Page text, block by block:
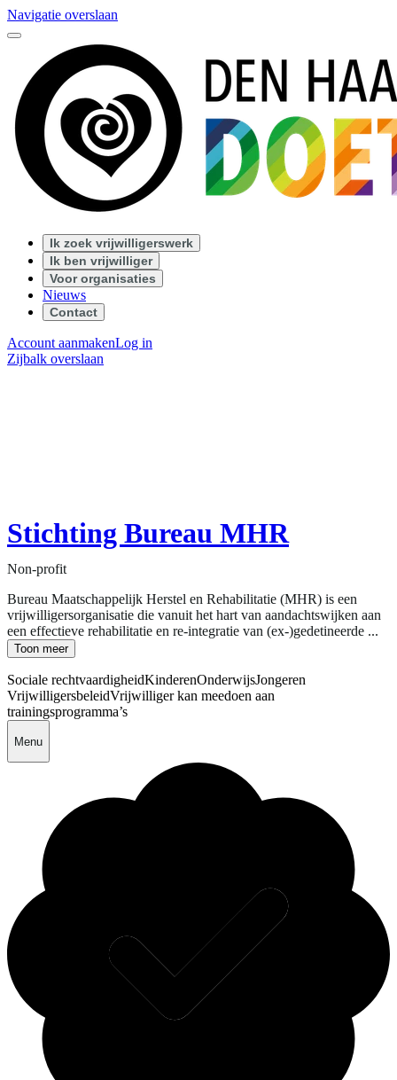
Navigatie overslaan
Ik zoek vrijwilligerswerk
Ik ben vrijwilliger
Voor organisaties
Nieuws
Contact
Account aanmakenLog in
Zijbalk overslaan
Stichting Bureau MHR
Non-profit
Bureau Maatschappelijk Herstel en Rehabilitatie (MHR) is een
vrijwilligersorganisatie die vanuit het hart van aandachtswijken aan
een effectieve rehabilitatie en re-integratie van (ex-)gedetineerde ...
Toon meer
Sociale rechtvaardigheidKinderenOnderwijsJongeren
VrijwilligersbeleidVrijwilliger kan meedoen aan
trainingsprogramma’s
Menu